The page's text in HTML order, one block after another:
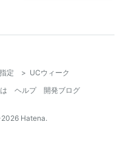
定 > UCウィーク
ヘルプ
開発ブログ
2026 Hatena.